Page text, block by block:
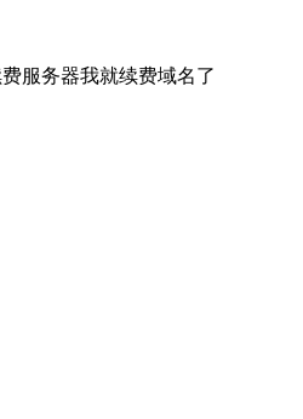
服务器我就续费域名了